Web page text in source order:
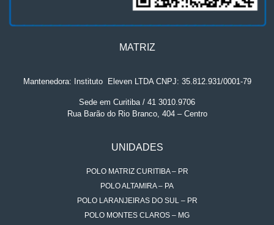
MATRIZ
Mantenedora: Instituto. Eleven LTDA CNPJ: 35.812.931/0001-79
Sede em Curitiba / 41 3010.9706
Rua Barão do Rio Branco, 404 – Centro
UNIDADES
POLO MATRIZ CURITIBA – PR
POLO ALTAMIRA – PA
POLO LARANJEIRAS DO SUL – PR
POLO MONTES CLAROS – MG